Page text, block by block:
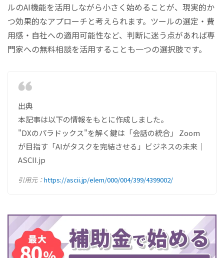
ルのAI機能を活用しながら小さく始めることが、現実的か
つ効果的なアプローチと考えられます。ツールの選定・費
用感・自社への適用可能性など、判断に迷う点があれば専
門家への無料相談を活用することも一つの選択肢です。
出典
本記事は以下の情報をもとに作成しました。
"DXのパラドックス"を解く鍵は「会話の統合」 Zoom
が目指す「AIがタスクを完結させる」ビジネスの未来｜
ASCII.jp
引用元：https://ascii.jp/elem/000/004/399/4399002/